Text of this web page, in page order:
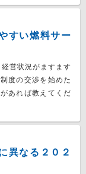
すい燃料サー
営状況がますます
度の交渉を始めた
あれば教えてくだ
異なる２０２